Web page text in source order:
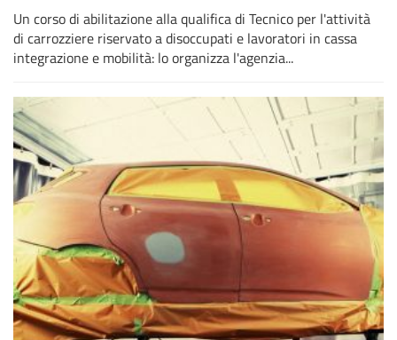
Un corso di abilitazione alla qualifica di Tecnico per l'attività
di carrozziere riservato a disoccupati e lavoratori in cassa
integrazione e mobilità: lo organizza l'agenzia...